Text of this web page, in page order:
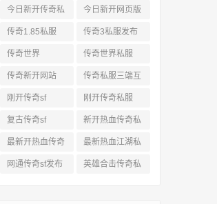
今日新开传奇私
服发布网
今日新开网页版
传奇
传奇1.85私服
传奇3私服发布
网站
传奇世界 传奇世界私服
传奇新开网站
传奇私服三端互
通
刚开传奇sf 刚开传奇私服
复古传奇sf
新开热血传奇私
服网
最新开热血传奇
私服
最新热血江湖私
服
网通传奇sf发布
英雄合击传奇私